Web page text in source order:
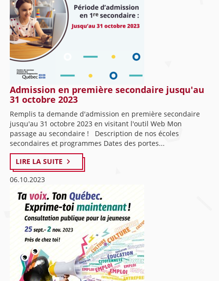
Admission en première secondaire jusqu'au
31 octobre 2023
Remplis ta demande d'admission en première secondaire
jusqu'au 31 octobre 2023 en visitant l'outil Web Mon
passage au secondaire ! Description de nos écoles
secondaires et programmes Dates des portes...
LIRE LA SUITE
06.10.2023